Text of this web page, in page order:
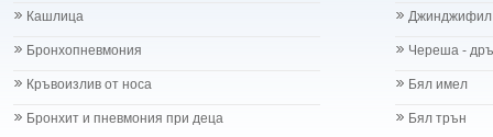
Кашлица
Бронхопневмония
Кръвоизлив от носа
Бронхит и пневмония при деца
Джинджифил
Череша -
Бял имел
Бял трън